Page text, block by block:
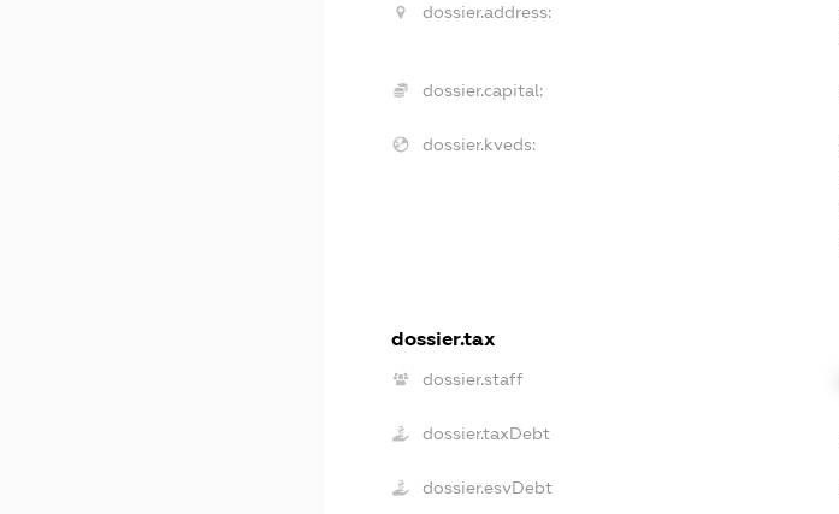
dossier.address:
dossier.capital:
dossier.kveds:
dossier.tax
dossier.staff
dossier.taxDebt
dossier.esvDebt